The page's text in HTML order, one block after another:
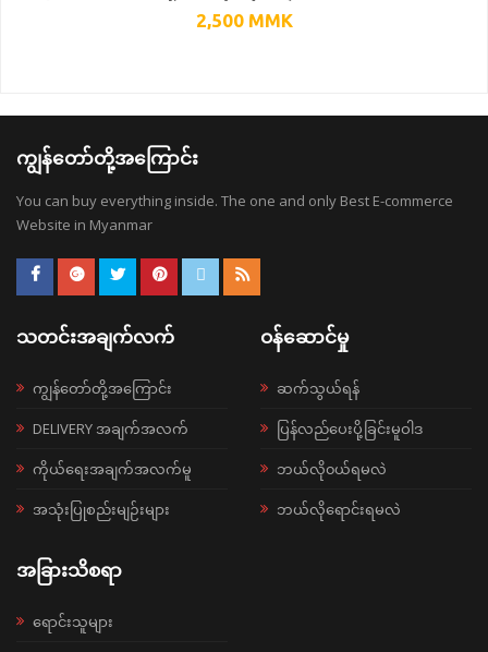
2,500 MMK
ကျွန်တော်တို့အကြောင်း
You can buy everything inside. The one and only Best E-commerce
Website in Myanmar
သတင်းအချက်လက်
ကျွန်တော်တို့အကြောင်း
DELIVERY အချက်အလက်
ကိုယ်ရေးအချက်အလက်မူ
အသုံးပြုစည်းမျဉ်းများ
ဝန်ဆောင်မှု
ဆက်သွယ်ရန်
ပြန်လည်ပေးပို့ခြင်းမူဝါဒ
ဘယ်လို၀ယ်ရမလဲ
ဘယ်လိုရောင်းရမလဲ
အခြားသိစရာ
ရောင်းသူများ